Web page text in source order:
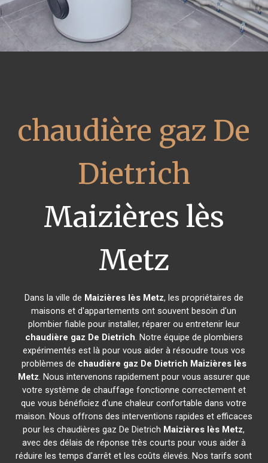
chaudière gaz De
Dietrich
Maizières lès
Metz
Dans la ville de Maizières lès Metz, les propriétaires de
maisons et d'appartements ont souvent besoin d'un
plombier fiable pour installer, réparer ou entretenir leur
chaudière gaz De Dietrich. Notre équipe de plombiers
expérimentés est là pour vous aider à résoudre tous vos
problèmes de chaudière gaz De Dietrich Maizières lès
Metz. Nous intervenons rapidement pour vous assurer que
votre système de chauffage fonctionne correctement et
que vous bénéficiez d'une chaleur confortable dans votre
maison. Nous offrons des interventions rapides et efficaces
pour les chaudières gaz De Dietrich Maizières lès Metz,
avec des délais de réponse très courts pour vous aider à
réduire les temps d'arrêt et les coûts élevés. Nos tarifs sont